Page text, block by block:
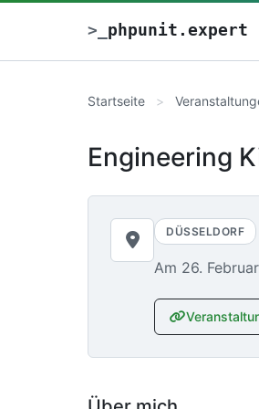
> phpunit.expert
Startseite
Engineering
DÜSSELDORF
Am 26.